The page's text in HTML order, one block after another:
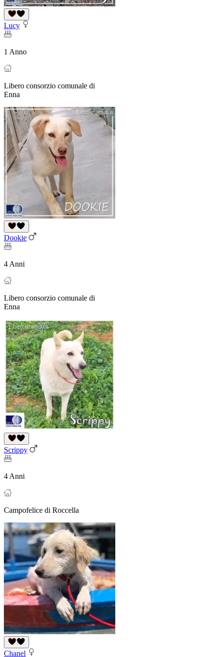
Lucy
1 Anno
Libero consorzio comunale di
Enna
Dookie
4 Anni
Libero consorzio comunale di
Enna
Scrippy
4 Anni
Campofelice di Roccella
Chanel